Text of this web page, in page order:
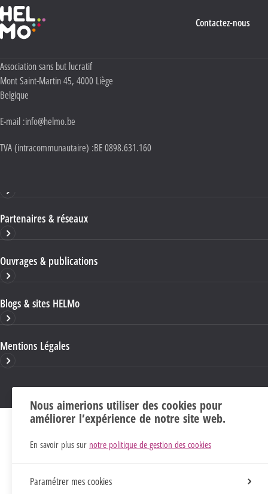
Haute École Libre Mosane
Contactez-nous
Adresse :
Association sans but lucratif
Mont Saint-Martin 45, 4000 Liège
Belgique
E-mail :info@helmo.be
TVA (intracommunautaire) :BE 0898.631.160
Partenaires & réseaux
Ouvrages & publications
Blogs & sites HELMo
Mentions Légales
Nous aimerions utiliser des cookies pour
améliorer l’expérience de notre site web.
En savoir plus sur notre politique de gestion des cookies
Paramétrer mes cookies